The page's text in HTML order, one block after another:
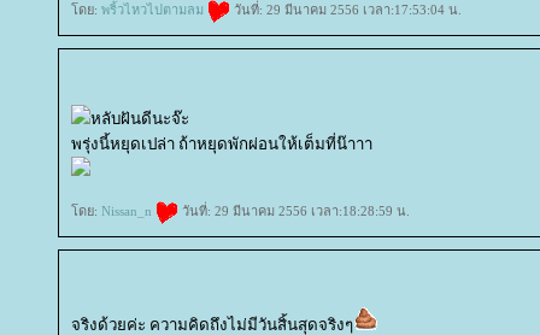
ดย: พริ้วไหวไปตามลม วันที่: 29 มีนาคม 2556 เวลา:17:53:04 น.
หลับฝันดีนะจ๊ะ
พรุ่งนี้หยุดเปล่า ถ้าหยุดพักผ่อนให้เต็มที่น๊าาา
ดย: Nissan_n วันที่: 29 มีนาคม 2556 เวลา:18:28:59 น.
จริงด้วยค่ะ ความคิดถึงไม่มีวันสิ้นสุดจริงๆ